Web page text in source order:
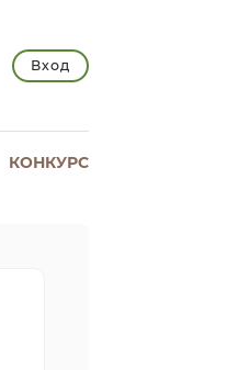
Вход
КОНКУРС